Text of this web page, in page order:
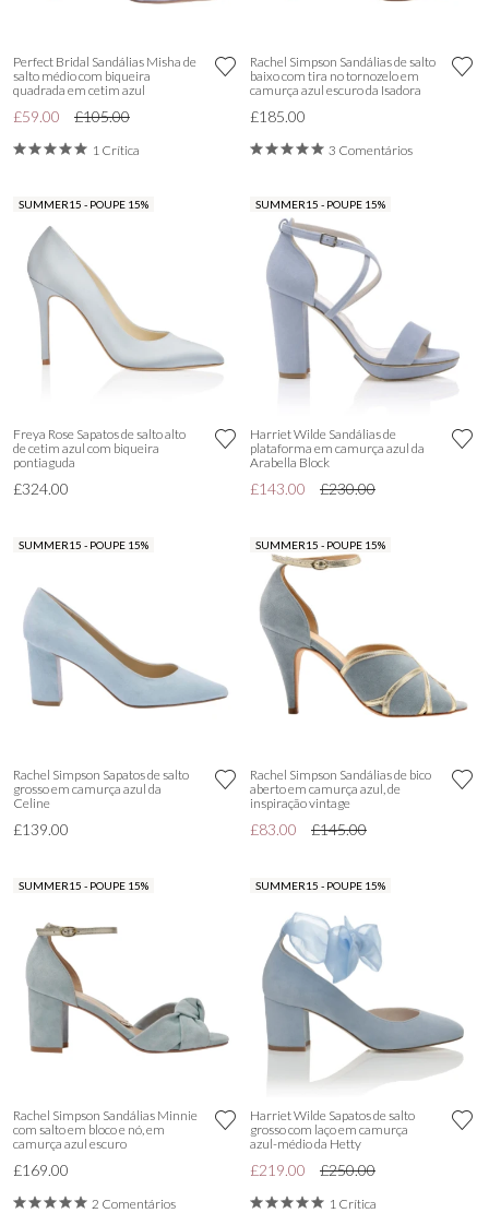
Perfect Bridal Sandálias Misha de
salto médio com biqueira
quadrada em cetim azul
£59.00 £105.00
1 Crítica
Rachel Simpson Sandálias de salto
baixo com tira no tornozelo em
camurça azul escuro da Isadora
£185.00
3 Comentários
SUMMER15 - POUPE 15%
Freya Rose Sapatos de salto alto
de cetim azul com biqueira
pontiaguda
£324.00
SUMMER15 - POUPE 15%
Harriet Wilde Sandálias de
plataforma em camurça azul da
Arabella Block
£143.00 £230.00
SUMMER15 - POUPE 15%
Rachel Simpson Sapatos de salto
grosso em camurça azul da
Celine
£139.00
SUMMER15 - POUPE 15%
Rachel Simpson Sandálias de bico
aberto em camurça azul, de
inspiração vintage
£83.00 £145.00
SUMMER15 - POUPE 15%
Rachel Simpson Sandálias Minnie
com salto em bloco e nó, em
camurça azul escuro
£169.00
2 Comentários
SUMMER15 - POUPE 15%
Harriet Wilde Sapatos de salto
grosso com laço em camurça
azul-médio da Hetty
£219.00 £250.00
1 Crítica